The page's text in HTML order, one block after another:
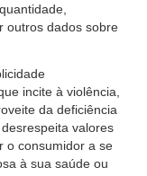
outros dados sobre
incite à violência,
da deficiência
valores
o consumidor a se
à sua saúde ou